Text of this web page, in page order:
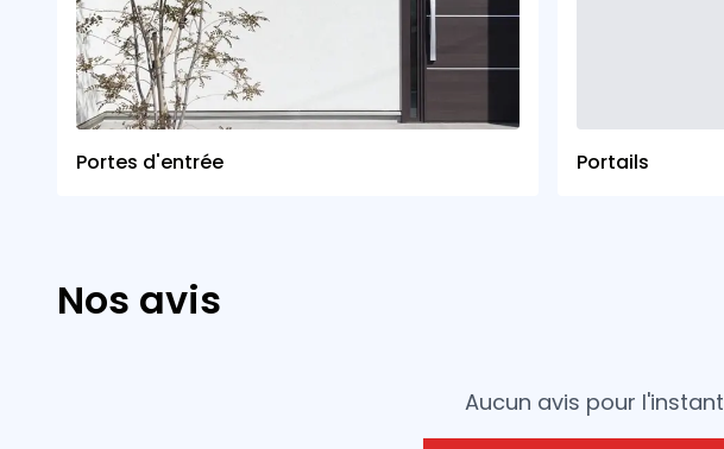
Portes d'entrée Portails
Nos avis
Aucun avis pour l'instant